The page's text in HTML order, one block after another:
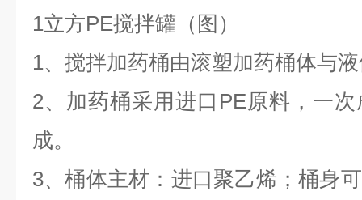
1立方PE搅拌罐（图）
1、搅拌加药桶由滚塑加药桶体与
2、加药桶采用进口PE原料，一
成。
3、桶体主材：进口聚乙烯；桶身